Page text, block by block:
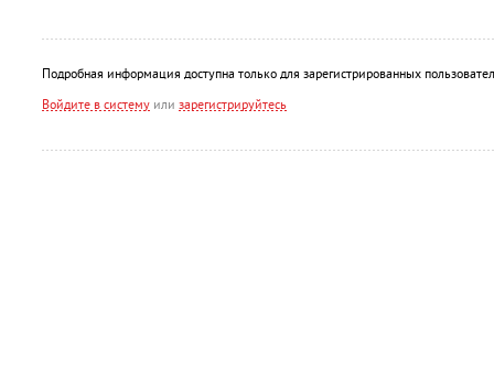
Подробная информация доступна только для зарегистрированных
Войдите в систему или зарегистрируйтесь